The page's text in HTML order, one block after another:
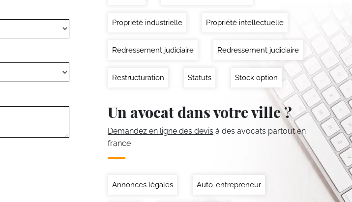
Propriété industrielle Propriété intellectuelle
Redressement judiciaire Redressement judiciaire
Restructuration Statuts Stock option
Un avocat dans votre ville ?
Demandez en ligne des devis à des avocats partout en
france
Annonces légales Auto-entrepreneur